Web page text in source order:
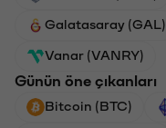
Galatasaray (GAL)
Vanar (VANRY)
Günün öne çıkanları
Bitcoin (BTC)